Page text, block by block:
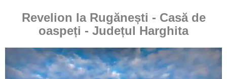
Revelion la Rugănești - Casă de
oaspeți - Județul Harghita